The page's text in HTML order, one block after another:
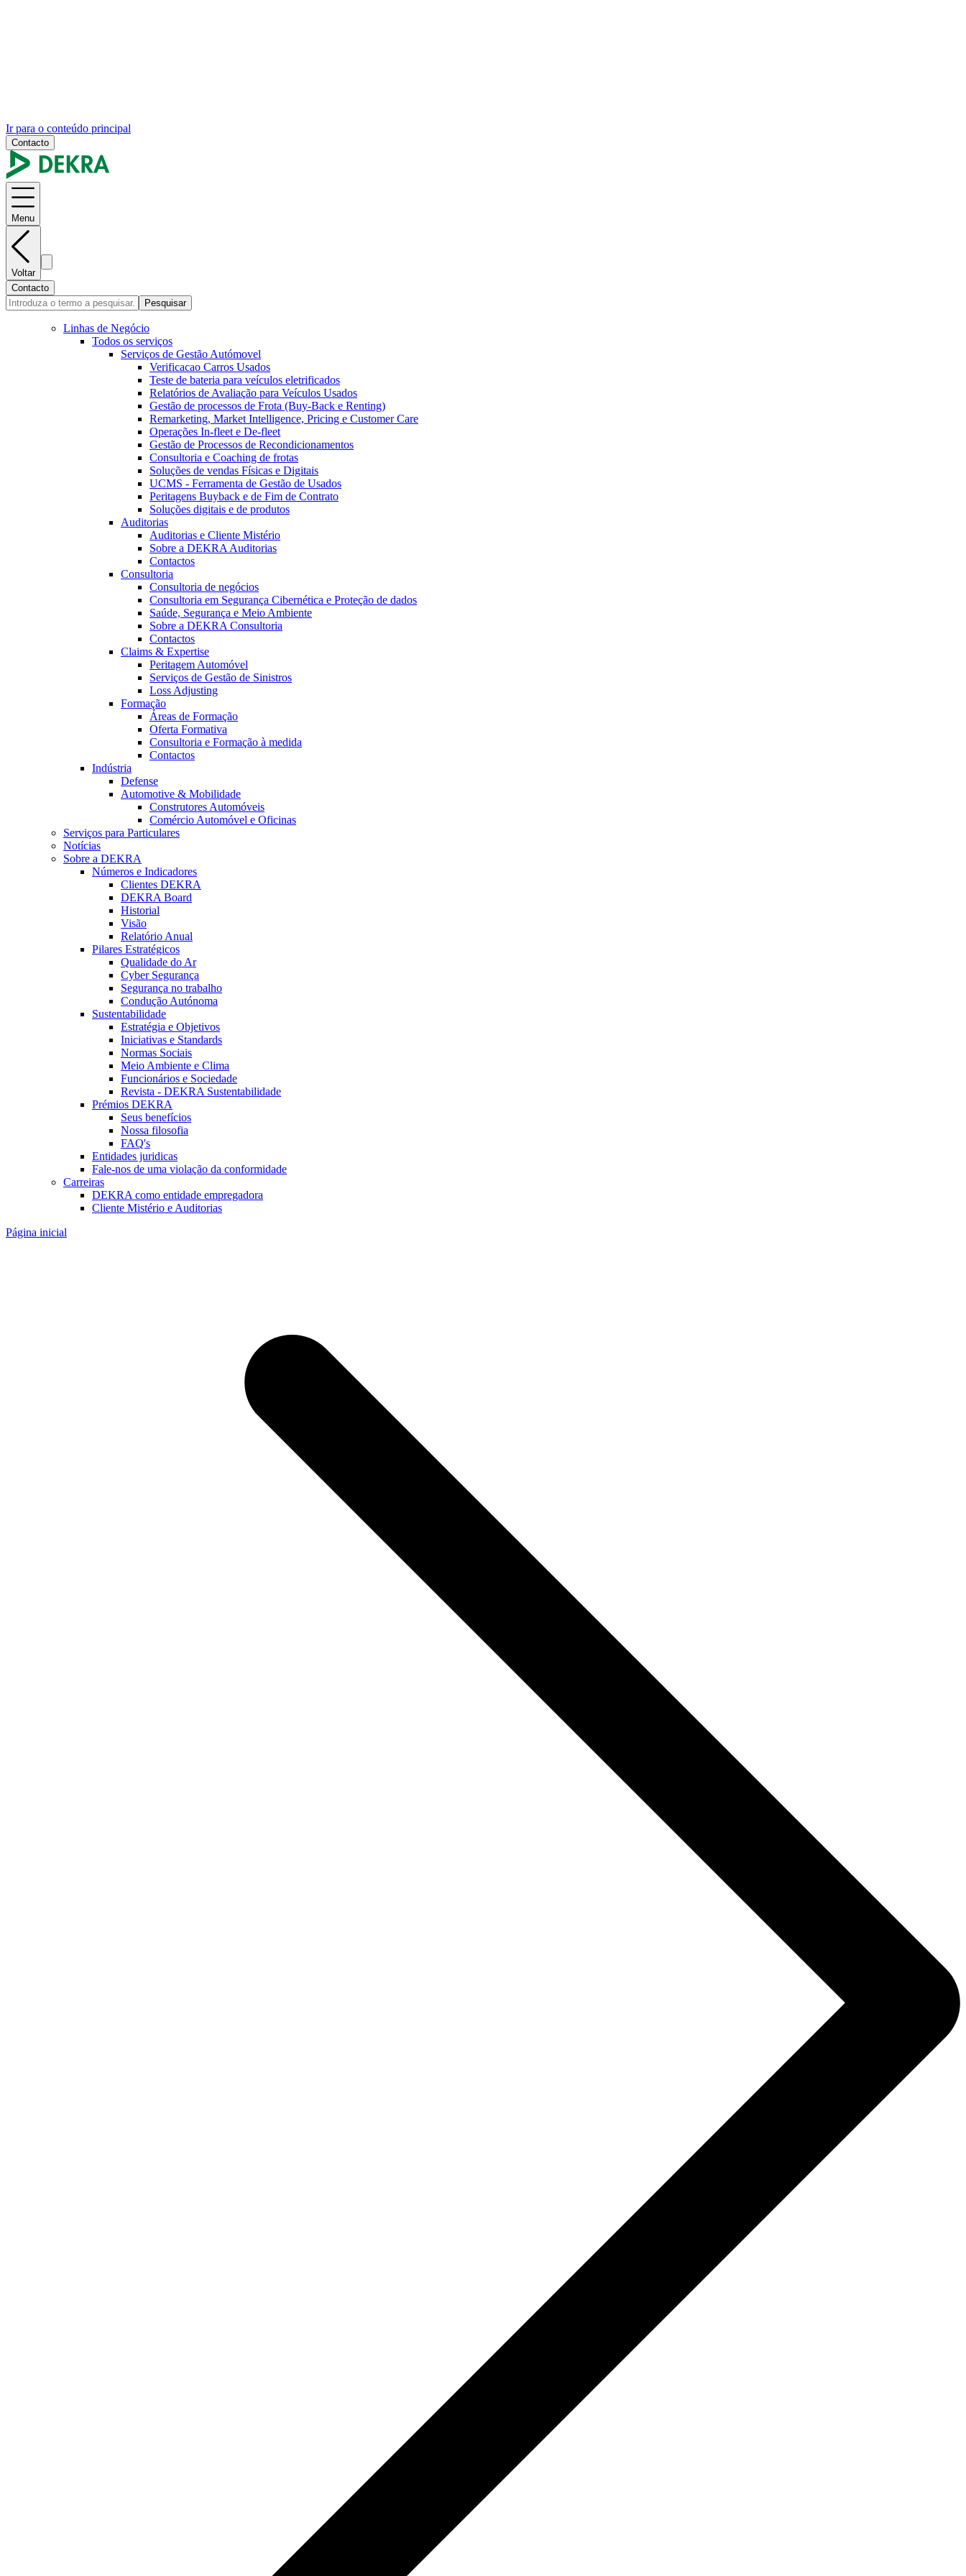
Ir para o conteúdo principal
Contacto
Menu
Voltar
Contacto
Pesquisar
Linhas de Negócio
Todos os serviços
Serviços de Gestão Autómovel
Verificacao Carros Usados
Teste de bateria para veículos eletrificados
Relatórios de Avaliação para Veículos Usados
Gestão de processos de Frota (Buy-Back e Renting)
Remarketing, Market Intelligence, Pricing e Customer Care
Operações In-fleet e De-fleet
Gestão de Processos de Recondicionamentos
Consultoria e Coaching de frotas
Soluções de vendas Físicas e Digitais
UCMS - Ferramenta de Gestão de Usados
Peritagens Buyback e de Fim de Contrato
Soluções digitais e de produtos
Auditorias
Auditorias e Cliente Mistério
Sobre a DEKRA Auditorias
Contactos
Consultoria
Consultoria de negócios
Consultoria em Segurança Cibernética e Proteção de dados
Saúde, Segurança e Meio Ambiente
Sobre a DEKRA Consultoria
Contactos
Claims & Expertise
Peritagem Automóvel
Serviços de Gestão de Sinistros
Loss Adjusting
Formação
Áreas de Formação
Oferta Formativa
Consultoria e Formação à medida
Contactos
Indústria
Defense
Automotive & Mobilidade
Construtores Automóveis
Comércio Automóvel e Oficinas
Serviços para Particulares
Notícias
Sobre a DEKRA
Números e Indicadores
Clientes DEKRA
DEKRA Board
Historial
Visão
Relatório Anual
Pilares Estratégicos
Qualidade do Ar
Cyber Segurança
Segurança no trabalho
Condução Autónoma
Sustentabilidade
Estratégia e Objetivos
Iniciativas e Standards
Normas Sociais
Meio Ambiente e Clima
Funcionários e Sociedade
Revista - DEKRA Sustentabilidade
Prémios DEKRA
Seus benefícios
Nossa filosofia
FAQ's
Entidades juridicas
Fale-nos de uma violação da conformidade
Carreiras
DEKRA como entidade empregadora
Cliente Mistério e Auditorias
Página inicial